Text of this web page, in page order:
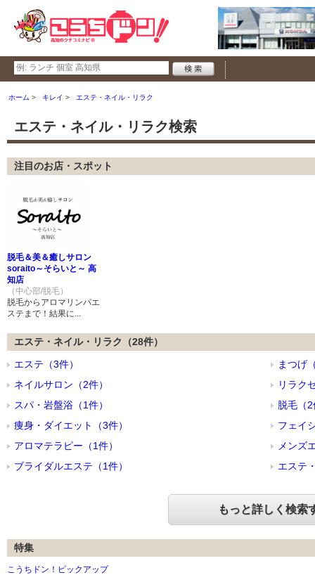
ホーム キレイ エステ・ネイル・リラク
エステ・ネイル・リラク検索
注目のお店・スポット
脱毛＆美＆癒しサロン
soraito～そらいと～ 高
知店
（中心部/脱毛）
脱毛からアロマリンパエ
ステまで！結果に...
エステ・ネイル・リラク（28件）
エステ（3件）
まつげ
ネイルサロン（2件）
リラク
スパ・岩盤浴（1件）
脱毛（
痩身・ダイエット（3件）
フェイ
アロマテラピー（1件）
メンズ
ブライダルエステ（1件）
エステ
もっと詳しく検索
特集
こうちドン！ピックアップ